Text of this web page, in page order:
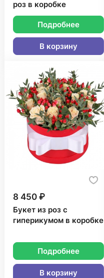
роз в коробке
Подробнее
В корзину
8 450 ₽
Букет из роз с
гиперикумом в коробке
Подробнее
В корзину